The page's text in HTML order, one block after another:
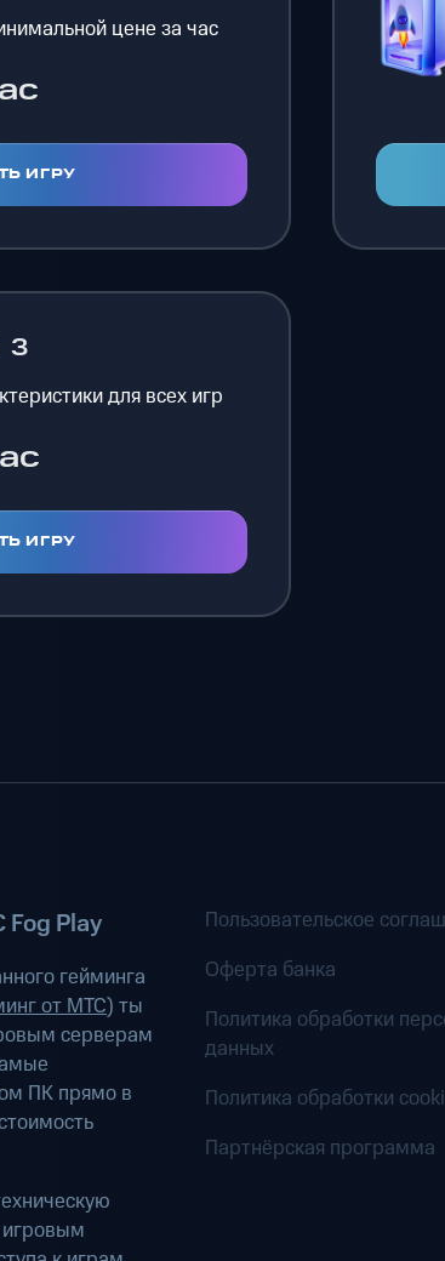
цене за час
ИГРУ
3
для всех игр
ИГРУ
Play
гейминга
от МТС) ты
серверам
ПК прямо в
Пользовательское
Оферта банка
Политика обработки
данных
Политика обработки
Партнёрская программа